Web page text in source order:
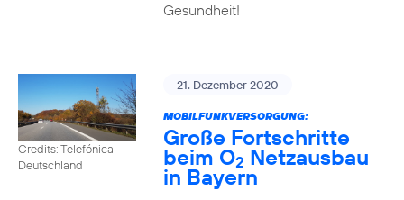
Gesundheit!
Credits: Telefónica
Deutschland
21. Dezember 2020
MOBILFUNKVERSORGUNG:
Große Fortschritte
beim O2 Netzausbau
in Bayern